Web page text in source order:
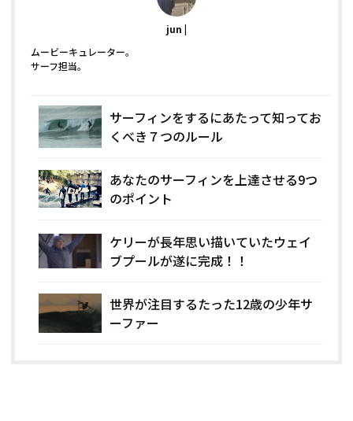
jun
ムービーキュレーター。
サーフ担当。
サーフィンをするにあたって知ってお
くべき７つのルール
あなたのサーフィンを上達させる9つ
のポイント
ケリーが長年思い描いていたウェイ
ブプールが遂に完成！！
世界が注目するたった12歳の少年サ
ーファー